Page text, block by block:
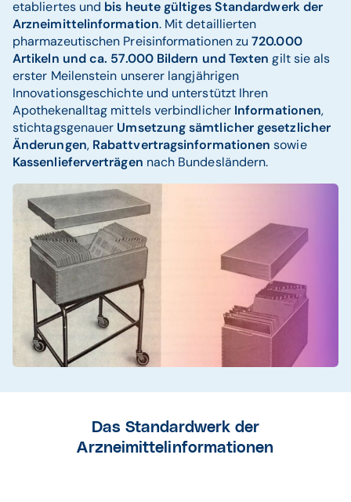
etabliertes und bis heute gültiges Standardwerk der
Arzneimittelinformation. Mit detaillierten
pharmazeutischen Preisinformationen zu720.000
Artikeln und ca. 57.000 Bildern und Texten gilt sie als
erster Meilenstein unserer langjährigen
Innovationsgeschichte und unterstützt Ihren
Apothekenalltag mittels verbindlicher Informationen,
stichtagsgenauer Umsetzung sämtlicher gesetzlicher
Änderungen, Rabattvertragsinformationensowie
Kassenlieferverträgen nach Bundesländern.
Das Standardwerk der
Arzneimittelinformationen